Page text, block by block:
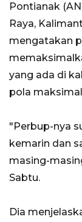
Pontianak
Raya,
mengatakan
yang ada di
pola
"Perbup-nya
kemarin dan
masing-
Sabtu.
Dia